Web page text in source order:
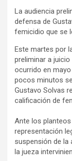
La audiencia
defensa de
femicidio que se
Este martes por
preliminar a
ocurrido en
pocos minutos
Gustavo Solvas
calificación de
Ante los
representación
suspensión de la
la jueza